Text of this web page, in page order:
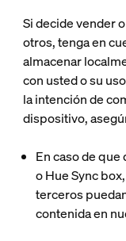
Si decide vender
otros, tenga en
almacenar
con usted o su
la intención de
dispositivo,
En caso de
o Hue Sync
terceros
contenida en